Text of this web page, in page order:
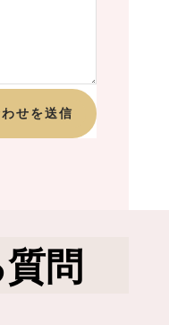
せを送信
問